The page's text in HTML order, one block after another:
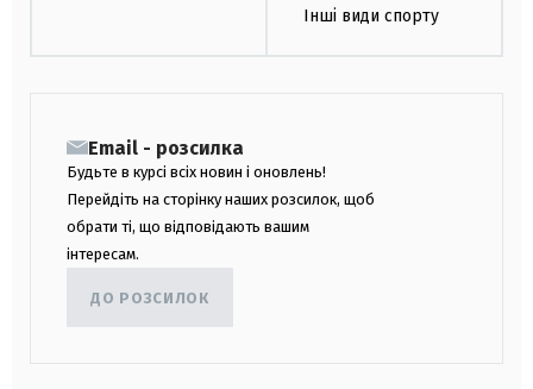
Інші види спорту
Email - розсилка
Будьте в курсі всіх новин і оновлень!
Перейдіть на сторінку наших розсилок, щоб
обрати ті, що відповідають вашим
інтересам.
ДО РОЗСИЛОК